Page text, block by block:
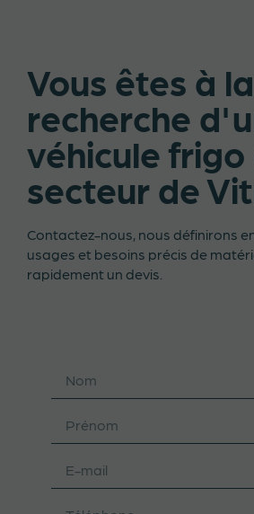
Vous êtes à la
recherche
véhicule frigo
secteur de
Contactez-nous, nous définirons
usages et besoins précis de
rapidement un devis.